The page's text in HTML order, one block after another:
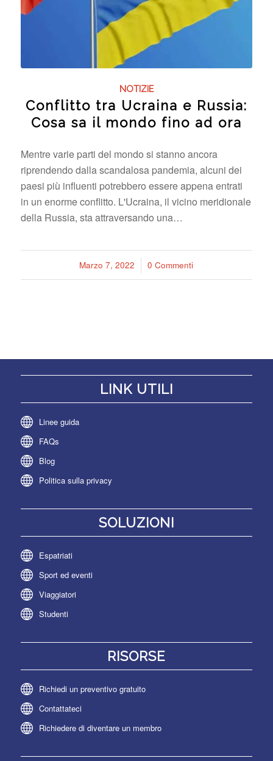
NOTIZIE
Conflitto tra Ucraina e Russia:
Cosa sa il mondo fino ad ora
Mentre varie parti del mondo si stanno ancora
riprendendo dalla scandalosa pandemia, alcuni dei
paesi più influenti potrebbero essere appena entrati
in un enorme conflitto. L'Ucraina, il vicino meridionale
della Russia, sta attraversando una…
Marzo 7, 2022
/ 0 Commenti
LINK UTILI
Linee guida
FAQs
Blog
Politica sulla privacy
SOLUZIONI
Espatriati
Sport ed eventi
Viaggiatori
Studenti
RISORSE
Richiedi un preventivo gratuito
Contattateci
Richiedere di diventare un membro